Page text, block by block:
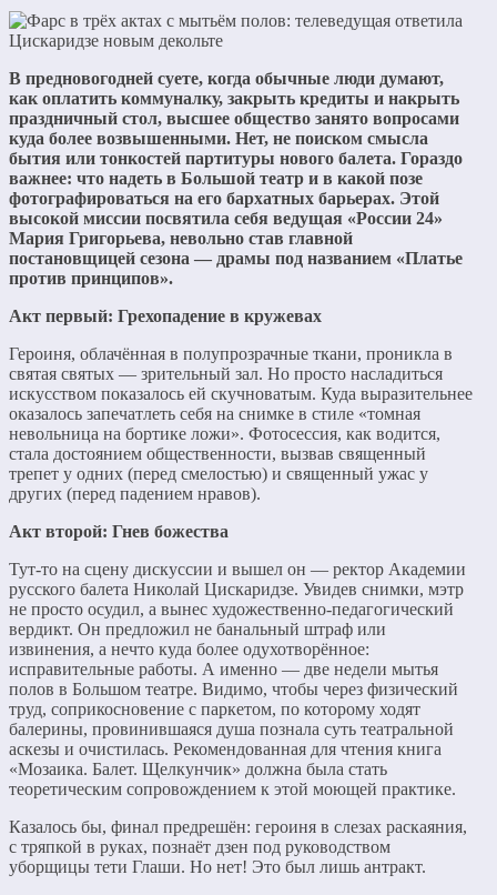
В предновогодней суете, когда обычные люди думают,
как оплатить коммуналку, закрыть кредиты и накрыть
праздничный стол, высшее общество занято вопросами
куда более возвышенными. Нет, не поиском смысла
бытия или тонкостей партитуры нового балета. Гораздо
важнее: что надеть в Большой театр и в какой позе
фотографироваться на его бархатных барьерах. Этой
высокой миссии посвятила себя ведущая «России 24»
Мария Григорьева, невольно став главной
постановщицей сезона — драмы под названием «Платье
против принципов».
Акт первый: Грехопадение в кружевах
Героиня, облачённая в полупрозрачные ткани, проникла в
святая святых — зрительный зал. Но просто насладиться
искусством показалось ей скучноватым. Куда выразительнее
оказалось запечатлеть себя на снимке в стиле «томная
невольница на бортике ложи». Фотосессия, как водится,
стала достоянием общественности, вызвав священный
трепет у одних (перед смелостью) и священный ужас у
других (перед падением нравов).
Акт второй: Гнев божества
Тут-то на сцену дискуссии и вышел он — ректор Академии
русского балета Николай Цискаридзе. Увидев снимки, мэтр
не просто осудил, а вынес художественно-педагогический
вердикт. Он предложил не банальный штраф или
извинения, а нечто куда более одухотворённое:
исправительные работы. А именно — две недели мытья
полов в Большом театре. Видимо, чтобы через физический
труд, соприкосновение с паркетом, по которому ходят
балерины, провинившаяся душа познала суть театральной
аскезы и очистилась. Рекомендованная для чтения книга
«Мозаика. Балет. Щелкунчик» должна была стать
теоретическим сопровождением к этой моющей практике.
Казалось бы, финал предрешён: героиня в слезах раскаяния,
с тряпкой в руках, познаёт дзен под руководством
уборщицы тети Глаши. Но нет! Это был лишь антракт.